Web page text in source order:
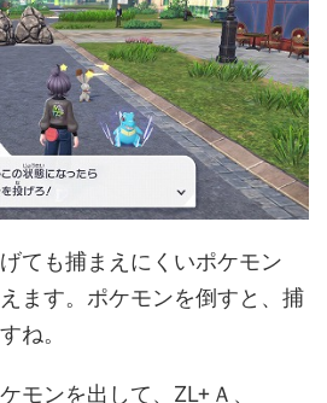
ても捕まえにくいポケモン
ます。ポケモンを倒すと、捕
ね。
モンを出して、ZL+Ａ、